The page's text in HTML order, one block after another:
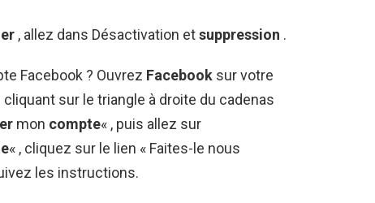
, allez dans Désactivation etsuppression .
Facebook ? Ouvrez Facebook sur votre
sur le triangle à droite du cadenas
mon compte« , puis allez sur
« , cliquez sur le lien « Faites-le nous
les instructions.